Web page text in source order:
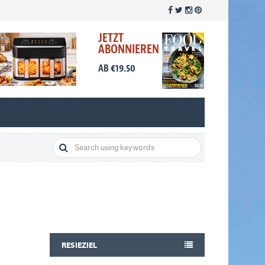
JETZT
ABONNIEREN
AB €19.50
RESIEZIEL